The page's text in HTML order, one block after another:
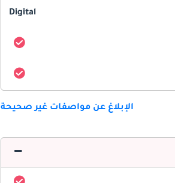
Digital
الإبلاغ عن مواصفات غير صحيحة